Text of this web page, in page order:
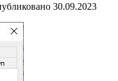
30.09.2023